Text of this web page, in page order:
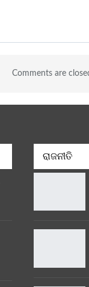
Comments are
ରାଜନୀତି